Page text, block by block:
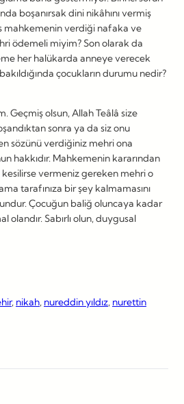
boşanırsak dini nikâhını vermiş
mahkemenin verdiği nafaka ve
ödemeli miyim? Son olarak da
her halükarda anneye verecek
çocukların durumu nedir?
Geçmiş olsun, Allah Teâlâ size
sonra ya da siz onu
sözünü verdiğiniz mehri ona
hakkıdır. Mahkemenin kararından
vermeniz gereken mehri o
tarafınıza bir şey kalmamasını
Çocuğun baliğ oluncaya kadar
olandır. Sabırlı olun, duygusal
, nikah, nureddin yıldız, nurettin